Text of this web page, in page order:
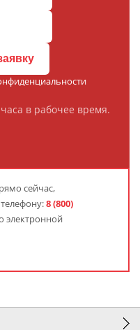
в рабочее время.
сейчас,
8 (800)
электронной